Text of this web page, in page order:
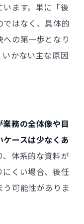
ます。単に「後
はなく、具体的
の第一歩となり
かない主な原因
業務の全体像や目
ースは少なくあ
体系的な資料が
くい場合、後任
可能性がありま